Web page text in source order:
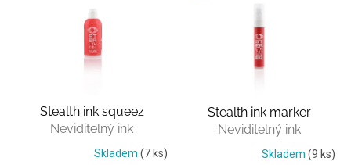
Stealth ink squeez
Neviditelný ink
Skladem (7 ks)
Stealth ink marker
Neviditelný ink
Skladem (9 ks)